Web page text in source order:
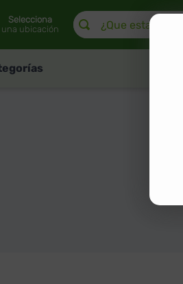
Selecciona
una ubicación
¿Que estas